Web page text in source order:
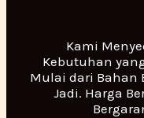
Kami
Kebutuhan
Mulai dari Bahan
Jadi. Harga